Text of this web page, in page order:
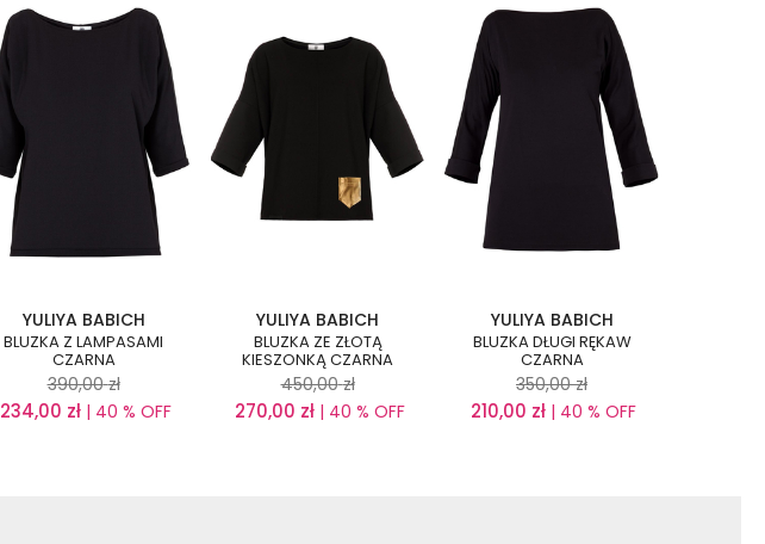
YULIYA BABICH
BLUZKA Z LAMPASAMI
CZARNA
390,00 zł
234,00 zł| 40 % OFF
YULIYA BABICH
BLUZKA ZE ZŁOTĄ
KIESZONKĄ CZARNA
450,00 zł
270,00 zł| 40 % OFF
YULIYA BABICH
BLUZKA DŁUGI RĘKAW
CZARNA
350,00 zł
210,00 zł | 40 % OFF